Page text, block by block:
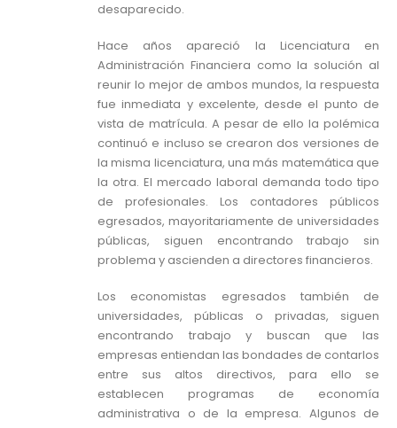
desaparecido.
Hace años apareció la Licenciatura en
Administración Financiera como la solución al
reunir lo mejor de ambos mundos, la respuesta
fue inmediata y excelente, desde el punto de
vista de matrícula. A pesar de ello la polémica
continuó e incluso se crearon dos versiones de
la misma licenciatura, una más matemática que
la otra. El mercado laboral demanda todo tipo
de profesionales. Los contadores públicos
egresados, mayoritariamente de universidades
públicas, siguen encontrando trabajo sin
problema y ascienden a directores financieros.
Los economistas egresados también de
universidades, públicas o privadas, siguen
encontrando trabajo y buscan que las
empresas entiendan las bondades de contarlos
entre sus altos directivos, para ello se
establecen programas de economía
administrativa o de la empresa. Algunos de